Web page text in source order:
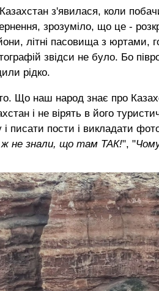
з'явилася, коли
зрозуміло, що це -
літні пасовища з юртами,
звідси не було. Бо
рідко.
Що наш народ знає про
і не вірять в його
і писати пости і викладати
не знали, що там ТАК!", "